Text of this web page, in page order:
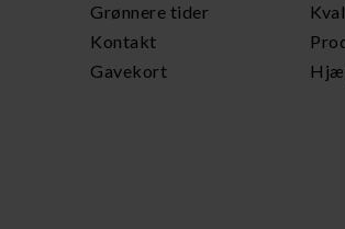
Grønnere tider
Kontakt
Gavekort